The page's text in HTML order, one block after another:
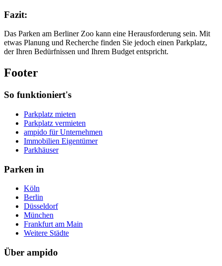
Fazit:
Das Parken am Berliner Zoo kann eine Herausforderung sein. Mit
etwas Planung und Recherche finden Sie jedoch einen Parkplatz,
der Ihren Bedürfnissen und Ihrem Budget entspricht.
Footer
So funktioniert's
Parkplatz mieten
Parkplatz vermieten
ampido für Unternehmen
Immobilien Eigentümer
Parkhäuser
Parken in
Köln
Berlin
Düsseldorf
München
Frankfurt am Main
Weitere Städte
Über ampido